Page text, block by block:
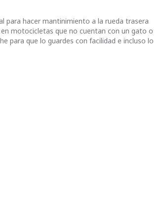
para hacer mantinimiento a la rueda trasera
motocicletas que no cuentan con un gato o
para que lo guardes con facilidad e incluso lo